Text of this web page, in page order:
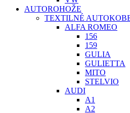
AUTOROHOŽE
TEXTILNÉ
ALFA ROMEO
156
159
GULIA
GULIETTA
MITO
STELVIO
AUDI
A1
A2